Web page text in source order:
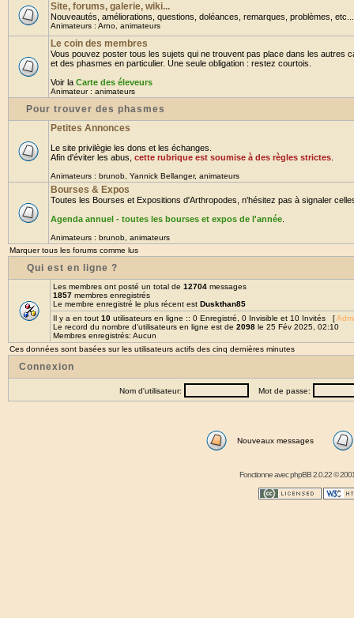
Site, forums, galerie, wiki...
Nouveautés, améliorations, questions, doléances, remarques, problèmes,
Animateurs : Arno animateurs
Le coin des membres
Vous pouvez poster tous les sujets qui ne trouvent pas place dans les autres
et des phasmes en particulier. Une seule obligation : restez courtois.
Voir la Carte des éleveurs
Animateur : animateurs
Pour trouver des phasmes
Petites Annonces
Le site privilègie les dons et les échanges.
Afin d'éviter les abus, cette rubrique est soumise à des règles strictes
Animateurs : brunob Yannick Bellanger, animateurs
Bourses & Expos
Toutes les Bourses et Expositions d'Arthropodes, n'hésitez pas à signaler
Agenda annuel - toutes les bourses et expos de l'année
Animateurs : brunob animateurs
Marquer tous les forums comme lus
Qui est en ligne ?
Les membres ont posté un total de 12704 messages
1857 membres enregistrés
Le membre enregistré le plus récent est Duskthan85
Il y a en tout 10 utilisateurs en ligne :: 0 Enregistré, 0 Invisible et 10 Invités [
Le record du nombre d'utilisateurs en ligne est de 2098 le 25 Fév 2025, 02:10
Membres enregistrés: Aucun
Ces données sont basées sur les utilisateurs actifs des cinq dernières minutes
Connexion
Nom d'utilisateur: Mot de passe:
Nouveaux messages
Fonctionne avecphpBB2.0.22 ©